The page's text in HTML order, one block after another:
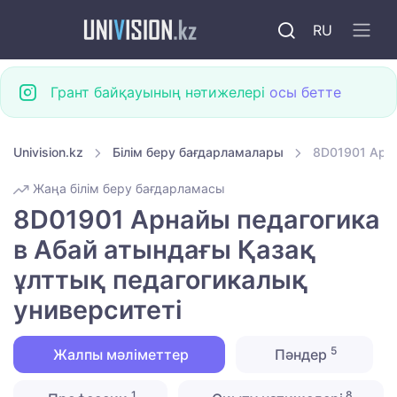
RU
Грант байқауының нәтижелері осы бетте
Univision.kz Білім беру бағдарламалары 8D01901
Жаңа білім беру бағдарламасы
8D01901 Арнайы педагогика
в Абай атындағы Қазақ
ұлттық педагогикалық
университеті
Жалпы мәліметтер Пәндер 5